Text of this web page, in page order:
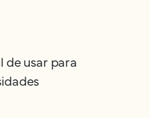
usar para